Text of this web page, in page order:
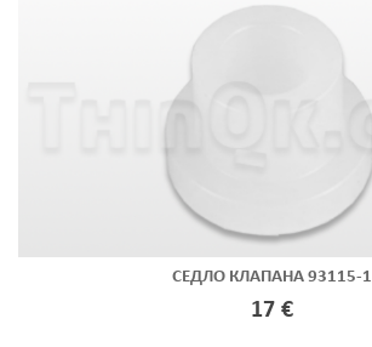
СЕДЛО КЛАПАНА 93115-1
17 €